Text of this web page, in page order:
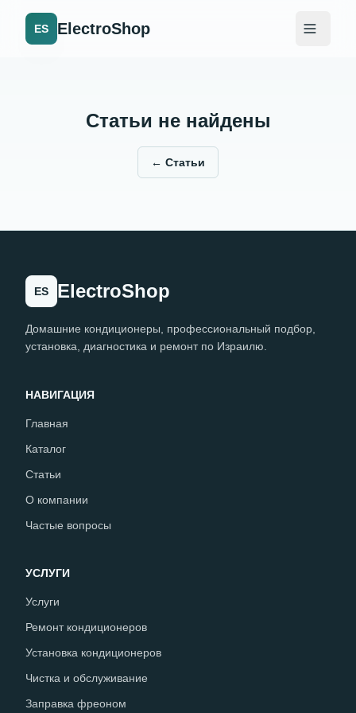
ES ElectroShop
Статьи не найдены
← Статьи
ES ElectroShop
Домашние кондиционеры, профессиональный подбор,
установка, диагностика и ремонт по Израилю.
НАВИГАЦИЯ
Главная
Каталог
Статьи
О компании
Частые вопросы
УСЛУГИ
Услуги
Ремонт кондиционеров
Установка кондиционеров
Чистка и обслуживание
Заправка фреоном